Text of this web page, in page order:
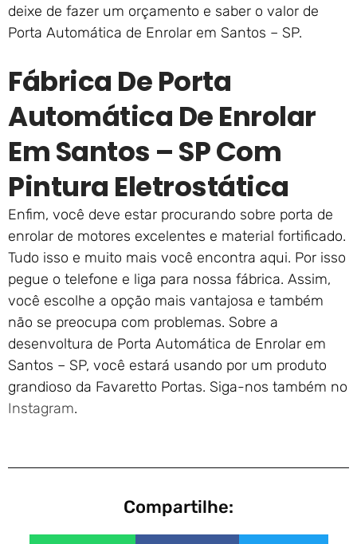
deixe de fazer um orçamento e saber o valor de
Porta Automática de Enrolar em Santos – SP.
Fábrica De Porta
Automática De Enrolar
Em Santos – SP Com
Pintura Eletrostática
Enfim, você deve estar procurando sobre porta de
enrolar de motores excelentes e material fortificado.
Tudo isso e muito mais você encontra aqui. Por isso
pegue o telefone e liga para nossa fábrica. Assim,
você escolhe a opção mais vantajosa e também
não se preocupa com problemas. Sobre a
desenvoltura de Porta Automática de Enrolar em
Santos – SP, você estará usando por um produto
grandioso da Favaretto Portas. Siga-nos também no
Instagram.
Compartilhe: